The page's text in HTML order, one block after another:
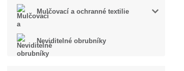
Mulčovací a ochranné textilie
Neviditelné obrubníky